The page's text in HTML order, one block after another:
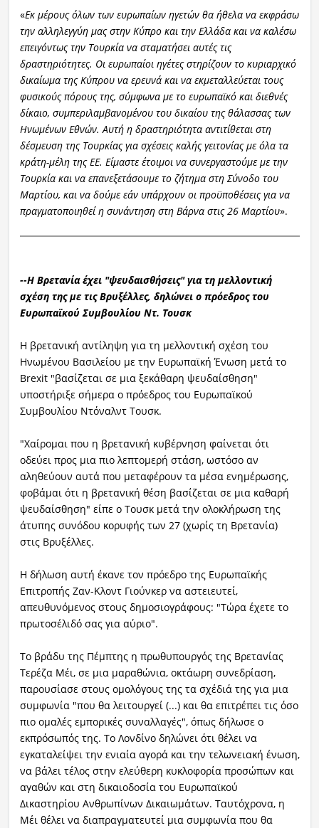
«Εκ μέρους όλων των ευρωπαίων ηγετών θα ήθελα να εκφράσω
την αλληλεγγύη μας στην Κύπρο και την Ελλάδα και να καλέσω
επειγόντως την Τουρκία να σταματήσει αυτές τις
δραστηριότητες. Οι ευρωπαίοι ηγέτες στηρίζουν το κυριαρχικό
δικαίωμα της Κύπρου να ερευνά και να εκμεταλλεύεται τους
φυσικούς πόρους της, σύμφωνα με το ευρωπαϊκό και διεθνές
δίκαιο, συμπεριλαμβανομένου του δικαίου της θάλασσας των
Ηνωμένων Εθνών. Αυτή η δραστηριότητα αντιτίθεται στη
δέσμευση της Τουρκίας για σχέσεις καλής γειτονίας με όλα τα
κράτη-μέλη της ΕΕ. Είμαστε έτοιμοι να συνεργαστούμε με την
Τουρκία και να επανεξετάσουμε το ζήτημα στη Σύνοδο του
Μαρτίου, και να δούμε εάν υπάρχουν οι προϋποθέσεις για να
πραγματοποιηθεί η συνάντηση στη Βάρνα στις 26 Μαρτίου».
--Η Βρετανία έχει "ψευδαισθήσεις" για τη μελλοντική
σχέση της με τις Βρυξέλλες, δηλώνει ο πρόεδρος του
Ευρωπαϊκού Συμβουλίου Ντ. Τουσκ
Η βρετανική αντίληψη για τη μελλοντική σχέση του
Ηνωμένου Βασιλείου με την Ευρωπαϊκή Ένωση μετά το
Brexit "βασίζεται σε μια ξεκάθαρη ψευδαίσθηση"
υποστήριξε σήμερα ο πρόεδρος του Ευρωπαϊκού
Συμβουλίου Ντόναλντ Τουσκ.
"Χαίρομαι που η βρετανική κυβέρνηση φαίνεται ότι
οδεύει προς μια πιο λεπτομερή στάση, ωστόσο αν
αληθεύουν αυτά που μεταφέρουν τα μέσα ενημέρωσης,
φοβάμαι ότι η βρετανική θέση βασίζεται σε μια καθαρή
ψευδαίσθηση" είπε ο Τουσκ μετά την ολοκλήρωση της
άτυπης συνόδου κορυφής των 27 (χωρίς τη Βρετανία)
στις Βρυξέλλες.
Η δήλωση αυτή έκανε τον πρόεδρο της Ευρωπαϊκής
Επιτροπής Ζαν-Κλοντ Γιούνκερ να αστειευτεί,
απευθυνόμενος στους δημοσιογράφους: "Τώρα έχετε το
πρωτοσέλιδό σας για αύριο".
Το βράδυ της Πέμπτης η πρωθυπουργός της Βρετανίας
Τερέζα Μέι, σε μια μαραθώνια, οκτάωρη συνεδρίαση,
παρουσίασε στους ομολόγους της τα σχέδιά της για μια
συμφωνία "που θα λειτουργεί (...) και θα επιτρέπει τις όσο
πιο ομαλές εμπορικές συναλλαγές", όπως δήλωσε ο
εκπρόσωπός της. Το Λονδίνο δηλώνει ότι θέλει να
εγκαταλείψει την ενιαία αγορά και την τελωνειακή ένωση,
να βάλει τέλος στην ελεύθερη κυκλοφορία προσώπων και
αγαθών και στη δικαιοδοσία του Ευρωπαϊκού
Δικαστηρίου Ανθρωπίνων Δικαιωμάτων. Ταυτόχρονα, η
Μέι θέλει να διαπραγματευτεί μια συμφωνία που θα